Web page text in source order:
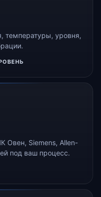
температуры, уровня,
Овен, Siemens, Allen-
под ваш процесс.